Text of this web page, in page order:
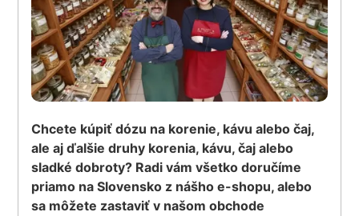
Chcete kúpiť dózu na korenie, kávu alebo čaj,
ale aj ďalšie druhy korenia, kávu, čaj alebo
sladké dobroty? Radi vám všetko doručíme
priamo na Slovensko z nášho e-shopu, alebo
sa môžete zastaviť v našom obchode